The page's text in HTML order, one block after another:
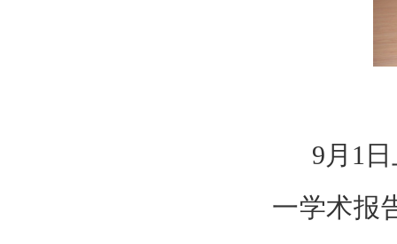
9 月 1
一学术报